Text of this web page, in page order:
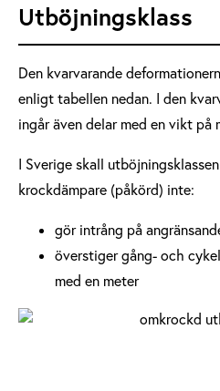
Utböjningsklass
Den kvarvarande
enligt tabellen nedan. I den
ingår även delar med en vikt på
I Sverige skall
krockdämpare (påkörd) inte:
gör intrång på
överstiger gång- och
med en meter